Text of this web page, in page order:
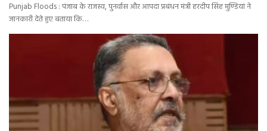
Punjab Floods : पंजाब के राजस्व, पुनर्वास और आपदा प्रबंधन मंत्री हरदीप सिंह मुण्डियां ने
जानकारी देते हुए बताया कि…